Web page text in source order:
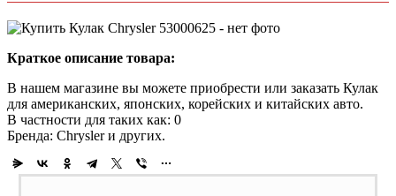
Краткое описание товара:
В нашем магазине вы можете приобрести или заказать Кулак
для американских, японских, корейских и китайских авто.
В частности для таких как: 0
Бренда: Chrysler и других.